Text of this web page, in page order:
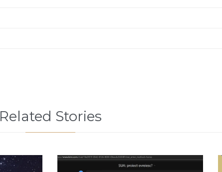
Related Stories